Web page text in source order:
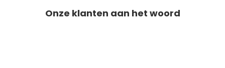
Onze klanten aan het woord